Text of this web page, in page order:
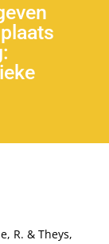
R. & Theys,